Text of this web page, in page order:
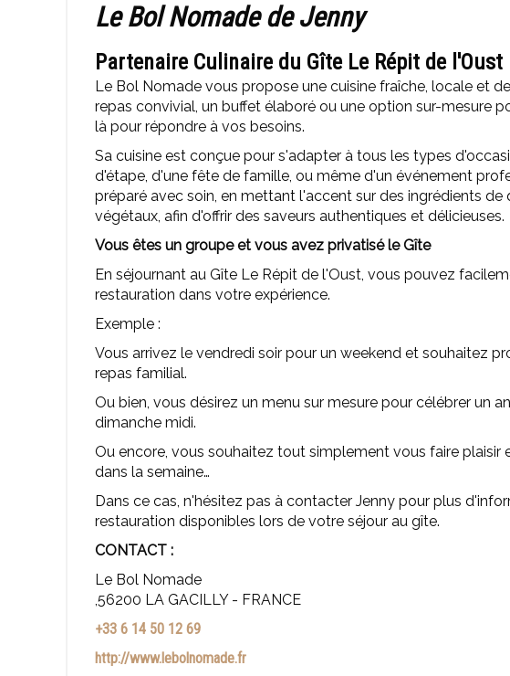
Le Bol Nomade de Jenny
Partenaire Culinaire du Gîte Le Répit de l'Oust
Le Bol Nomade vous propose une cuisine fraîche, locale et
repas convivial, un buffet élaboré ou une option sur-mesure
là pour répondre à vos besoins.
Sa cuisine est conçue pour s'adapter à tous les types
d'étape, d'une fête de famille, ou même d'un événement
préparé avec soin, en mettant l'accent sur des ingrédients
végétaux, afin d'offrir des saveurs authentiques et délicieuses.
Vous êtes un groupe et vous avez privatisé le Gîte
En séjournant au Gîte Le Répit de l'Oust, vous pouvez
restauration dans votre expérience.
Exemple :
Vous arrivez le vendredi soir pour un weekend et souhaitez
repas familial.
Ou bien, vous désirez un menu sur mesure pour célébrer un
dimanche midi.
Ou encore, vous souhaitez tout simplement vous faire plaisir
dans la semaine…
Dans ce cas, n'hésitez pas à contacter Jenny pour plus
restauration disponibles lors de votre séjour au gîte.
CONTACT :
Le Bol Nomade
,56200 LA GACILLY - FRANCE
+33 6 14 50 12 69
http://www.lebolnomade.fr